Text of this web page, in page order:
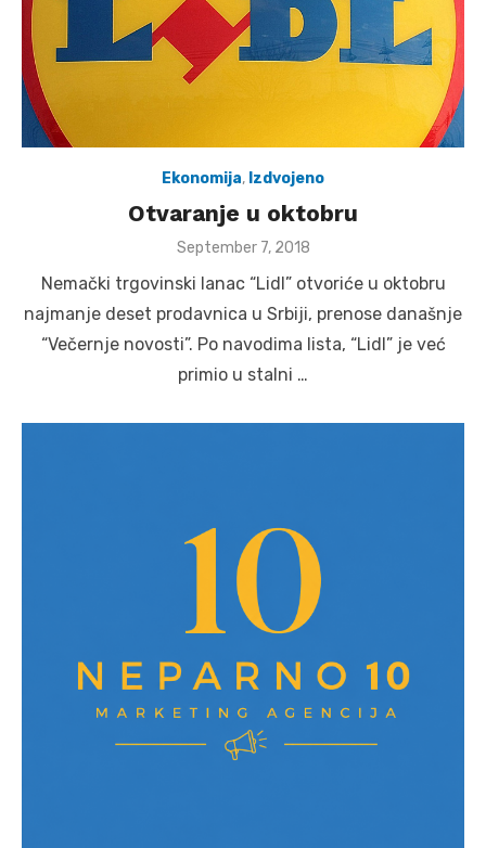
Ekonomija, Izdvojeno
Otvaranje u oktobru
Posted
September 7, 2018
Nemački trgovinski lanac “Lidl” otvoriće u oktobru
najmanje deset prodavnica u Srbiji, prenose današnje
“Večernje novosti”. Po navodima lista, “Lidl” je već
primio u stalni …